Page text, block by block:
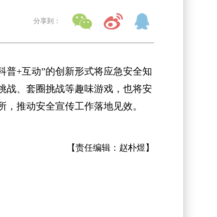
分享到：
+互动”的创新形式将应急安全知
战、套圈挑战等趣味游戏，也将安
推动安全宣传工作落地见效。
【责任编辑： 赵朴煜 】